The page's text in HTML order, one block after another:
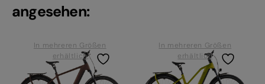
angesehen:
In mehreren Größen
erhältlich
In mehreren Größen
erhältlich